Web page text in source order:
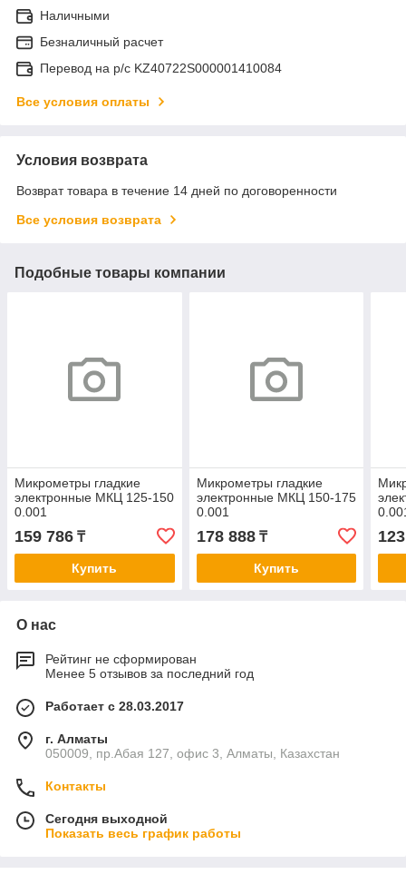
Наличными
Безналичный расчет
Перевод на р/с KZ40722S000001410084
Все условия оплаты
Условия возврата
Возврат товара в течение 14 дней по договоренности
Все условия возврата
Подобные товары компании
Микрометры гладкие
электронные МКЦ 125-150
0.001
159 786 ₸
Купить
Микрометры гладкие
электронные МКЦ 150-175
0.001
178 888₸
Купить
О нас
Рейтинг не сформирован
Менее 5 отзывов за последний год
Работает с 28.03.2017
г. Алматы
050009, пр.Абая 127, офис 3, Алматы, Казахстан
Контакты
Сегодня выходной
Показать весь график работы